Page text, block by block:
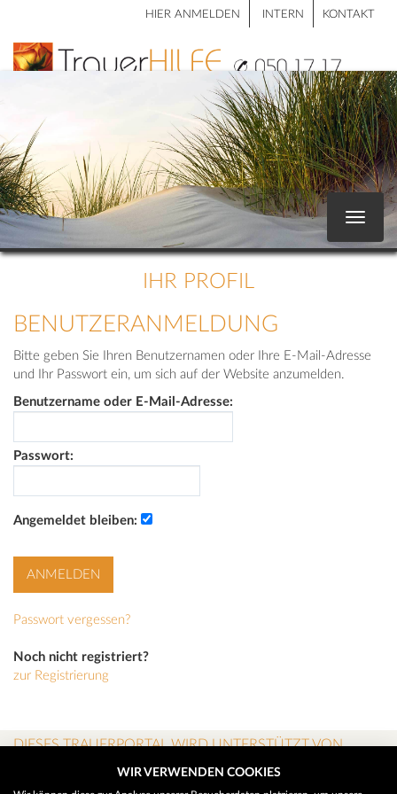
HIER ANMELDEN INTERN KONTAKT
Toggle
IHR PROFIL
BENUTZERANMELDUNG
Bitte geben Sie Ihren Benutzernamen oder Ihre E-Mail-Adresse
und Ihr Passwort ein, um sich auf der Website anzumelden.
Benutzername oder E-Mail-Adresse:
Passwort:
Angemeldet bleiben:
Passwort vergessen?
Noch nicht registriert?
zur Registrierung
DIESES TRAUERPORTAL WIRD UNTERSTÜTZT VON
WIR VERWENDEN COOKIES